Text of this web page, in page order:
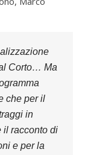
Corto… Ma
che per il
in
il racconto di
e per la